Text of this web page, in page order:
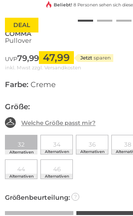
DEAL
Beliebt! 8 Personen sehen sich
COMMA
Pullover
UVP79,99 47,99 Jetzt sparen
inkl. Mwst zzgl. Versandkosten
Farbe: Creme
Größe:
Welche Größe passt mir?
32
Alternativen
34
Alternativen
36
Alternativen
38
44
Alternativen
46
Alternativen
Größenbeurteilung: ?